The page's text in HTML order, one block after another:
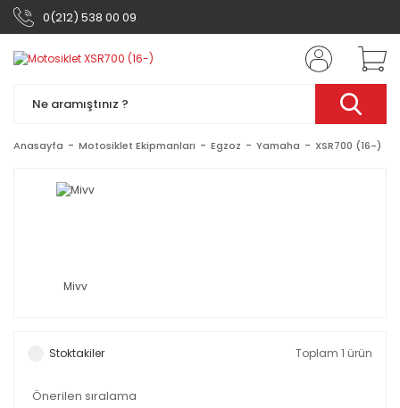
0(212) 538 00 09
Anasayfa Motosiklet Ekipmanları Egzoz Yamaha XSR700 (16-)
Mivv
Stoktakiler Toplam 1 ürün